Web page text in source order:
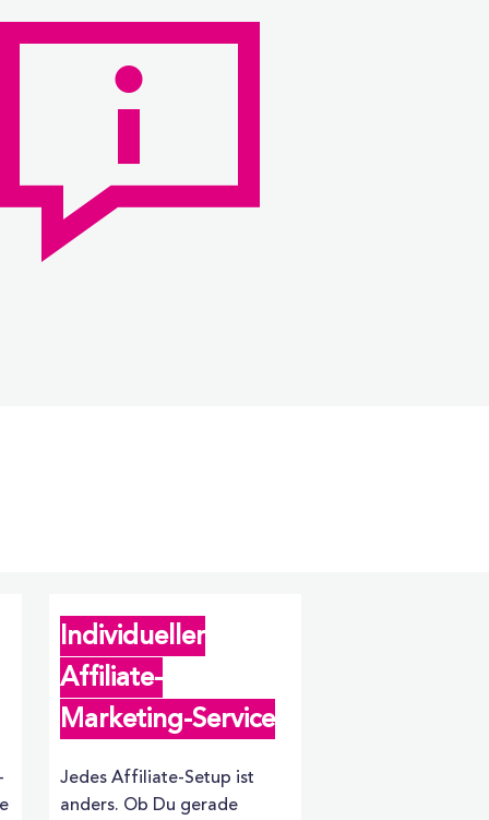
Individueller
Affiliate-
Marketing-Service
Jedes Affiliate-Setup ist
anders. Ob Du gerade